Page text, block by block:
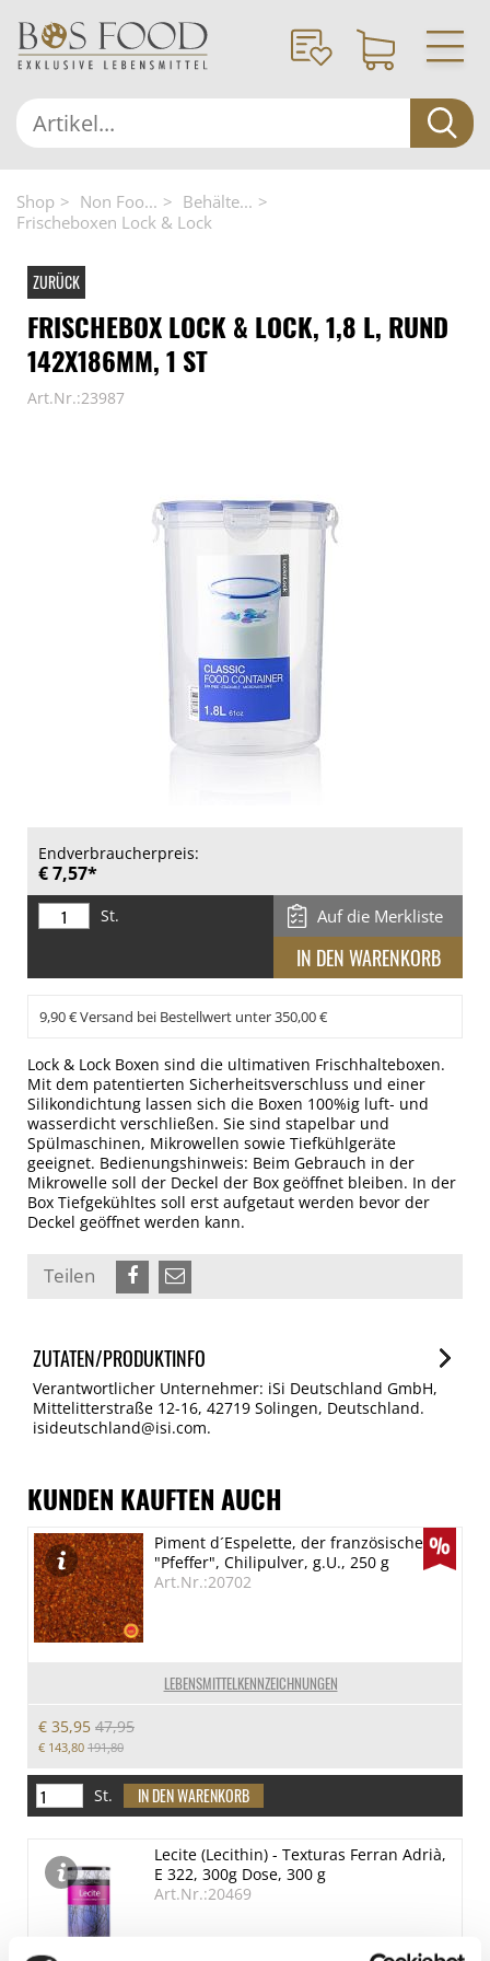
Shop Non Foo...
Behälte...
Frischeboxen Lock & Lock
ZURÜCK
FRISCHEBOX LOCK & LOCK, 1,8 L, RUND
142X186MM, 1 ST
Art.Nr.:23987
Endverbraucherpreis:
€ 7,57*
St. Auf die Merkliste
9,90 € Versand bei Bestellwert unter 350,00 €
Lock & Lock Boxen sind die ultimativen Frischhalteboxen.
Mit dem patentierten Sicherheitsverschluss und einer
Silikondichtung lassen sich die Boxen 100%ig luft- und
wasserdicht verschließen. Sie sind stapelbar und
Spülmaschinen, Mikrowellen sowie Tiefkühlgeräte
geeignet. Bedienungshinweis: Beim Gebrauch in der
Mikrowelle soll der Deckel der Box geöffnet bleiben. In der
Box Tiefgekühltes soll erst aufgetaut werden bevor der
Deckel geöffnet werden kann.
Teilen
ZUTATEN/PRODUKTINFO
Verantwortlicher Unternehmer: iSi Deutschland GmbH,
Mittelitterstraße 12-16, 42719 Solingen, Deutschland.
isideutschland@isi.com.
KUNDEN KAUFTEN AUCH
LEBENSMITTELKENNZEICHNUNGEN
Piment d´Espelette, der französische
"Pfeffer", Chilipulver, g.U., 250 g
Art.Nr.:20702
€ 35,95 47,95
€ 143,80 191,80
St.
Lecite (Lecithin) - Texturas Ferran Adrià,
E 322, 300g Dose, 300 g
Art.Nr.:20469